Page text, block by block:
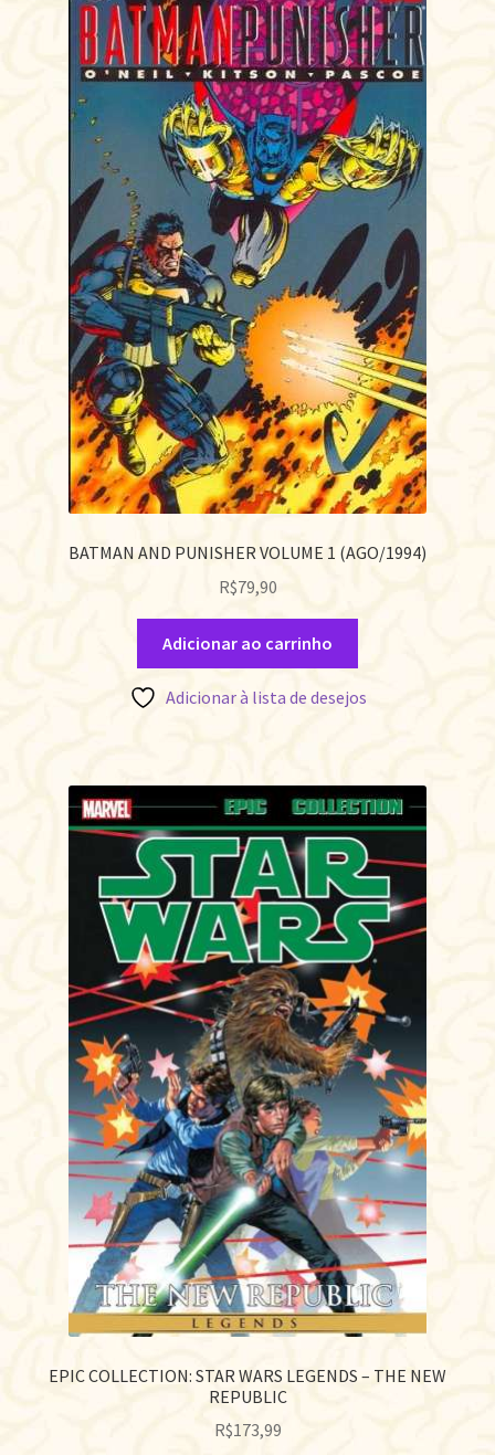
BATMAN AND PUNISHER VOLUME 1 (AGO/1994)
R$79,90
Adicionar ao carrinho
Adicionar à lista de desejos
EPIC COLLECTION: STAR WARS LEGENDS – THE NEW
REPUBLIC
R$173,99